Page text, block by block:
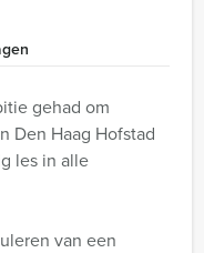
gehad om
Den Haag Hofstad
les in alle
van een